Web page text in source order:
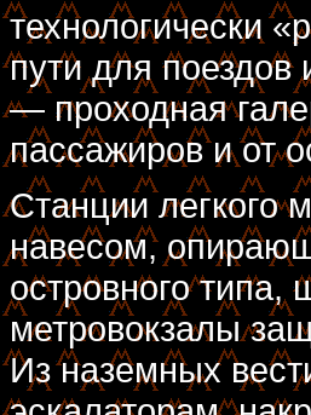
технологически
пути для
— проходная
пассажиров и от
Станции легкого
навесом,
островного
метровокзалы
Из наземных